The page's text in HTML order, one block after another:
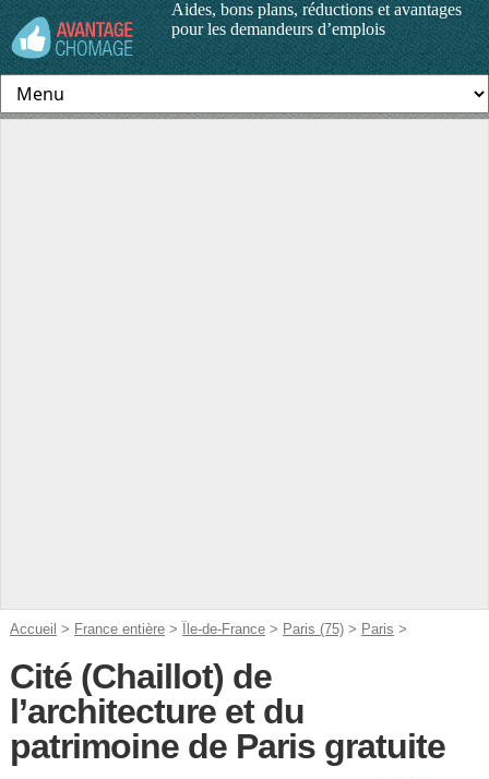
Aides, bons plans, réductions et avantages
pour les demandeurs d’emplois
Accueil > France entière> Île-de-France> Paris (75)> Paris >
Cité (Chaillot) de
l’architecture et du
patrimoine de Paris gratuite